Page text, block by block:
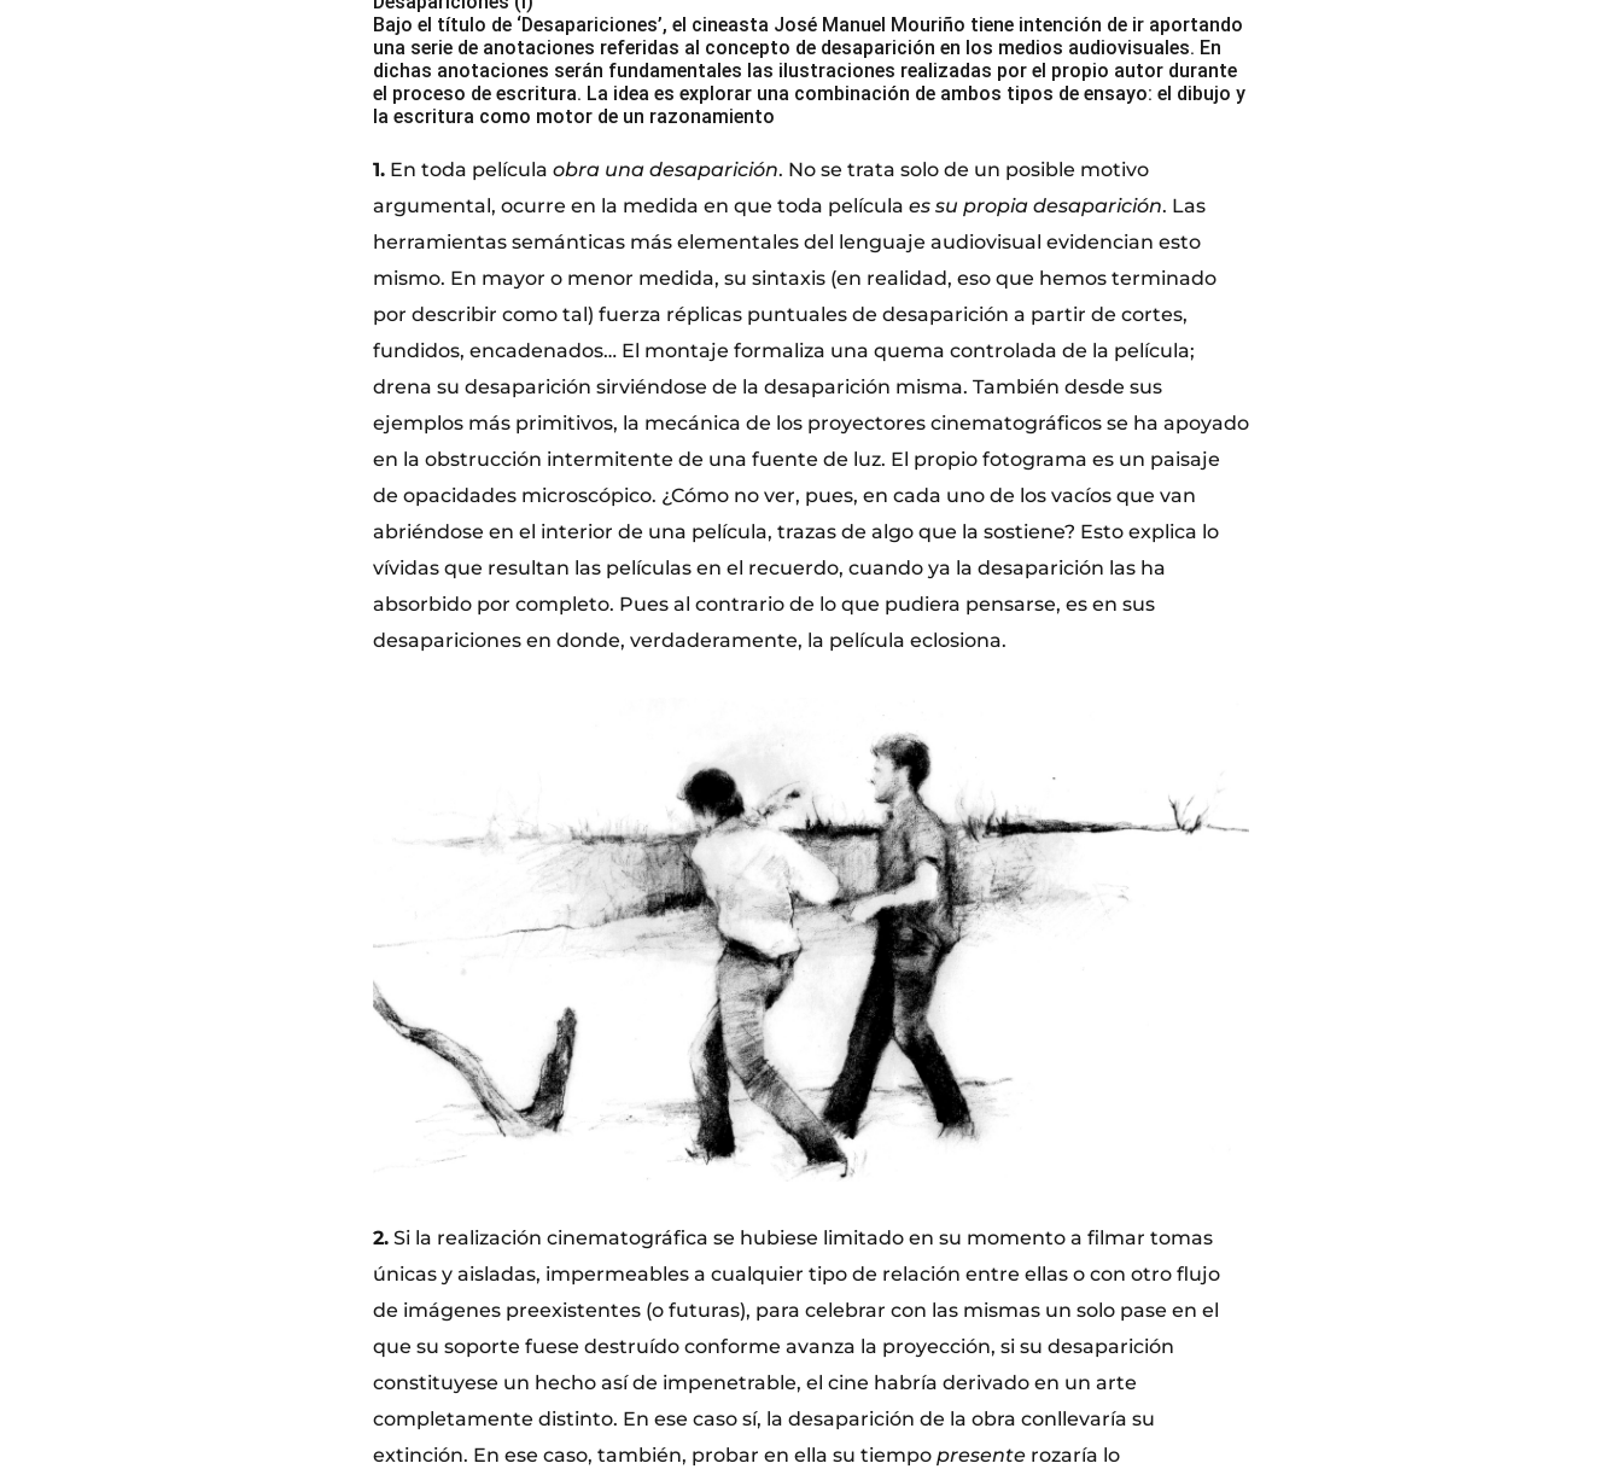
Bajo el título de ‘Desapariciones’, el cineasta José Manuel Mouriño tiene intención de ir aportando
una serie de anotaciones referidas al concepto de desaparición en los medios audiovisuales. En
dichas anotaciones serán fundamentales las ilustraciones realizadas por el propio autor durante
el proceso de escritura. La idea es explorar una combinación de ambos tipos de ensayo: el dibujo y
la escritura como motor de un razonamiento
1. En toda película obra una desaparición. No se trata solo de un posible motivo
argumental, ocurre en la medida en que toda película es su propia desaparición. Las
herramientas semánticas más elementales del lenguaje audiovisual evidencian esto
mismo. En mayor o menor medida, su sintaxis (en realidad, eso que hemos terminado
por describir como tal) fuerza réplicas puntuales de desaparición a partir de cortes,
fundidos, encadenados… El montaje formaliza una quema controlada de la película;
drena su desaparición sirviéndose de la desaparición misma. También desde sus
ejemplos más primitivos, la mecánica de los proyectores cinematográficos se ha apoyado
en la obstrucción intermitente de una fuente de luz. El propio fotograma es un paisaje
de opacidades microscópico. ¿Cómo no ver, pues, en cada uno de los vacíos que van
abriéndose en el interior de una película, trazas de algo que la sostiene? Esto explica lo
vívidas que resultan las películas en el recuerdo, cuando ya la desaparición las ha
absorbido por completo. Pues al contrario de lo que pudiera pensarse, es en sus
desapariciones en donde, verdaderamente, la película eclosiona.
2. Si la realización cinematográfica se hubiese limitado en su momento a filmar tomas
únicas y aisladas, impermeables a cualquier tipo de relación entre ellas o con otro flujo
de imágenes preexistentes (o futuras), para celebrar con las mismas un solo pase en el
que su soporte fuese destruído conforme avanza la proyección, si su desaparición
constituyese un hecho así de impenetrable, el cine habría derivado en un arte
completamente distinto. En ese caso sí, la desaparición de la obra conllevaría su
extinción. En ese caso, también, probar en ella su tiempo presente rozaría lo